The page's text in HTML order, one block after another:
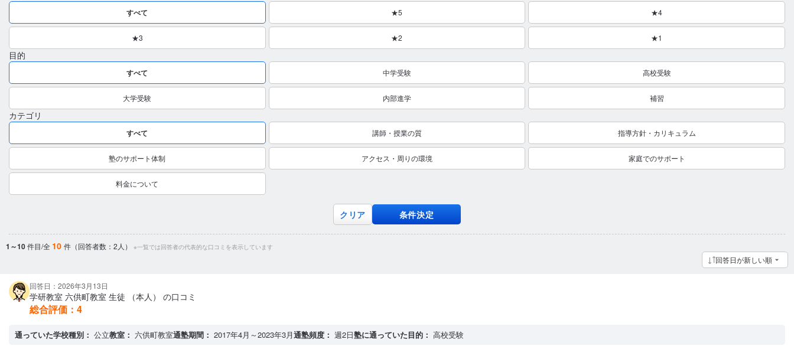
すべて ★5 ★4
★3 ★2 ★1
目的
すべて 中学受験 高校受験
大学受験 内部進学 補習
カテゴリ
すべて 講師・授業の質 指導方針・カリキュラム
塾のサポート体制 アクセス・周りの環境 家庭でのサポート
料金について
クリア 条件決定
1～10件目/全 10 件（回答者数：2人） ※一覧では回答者の代表的な口コミを表示しています
回答日が新しい順
回答日：2026年3月13日
学研教室 六供町教室 生徒 （本人） の口コミ
総合評価： 4
通っていた学校種別： 公立教室： 六供町教室通塾期間： 2017年4月～2023年3月通塾頻度： 週2日塾に通っていた目的： 高校受験